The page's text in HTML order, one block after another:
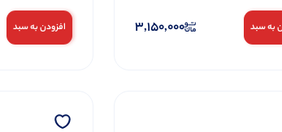
به سبد 3,150,000 افزودن به سبد